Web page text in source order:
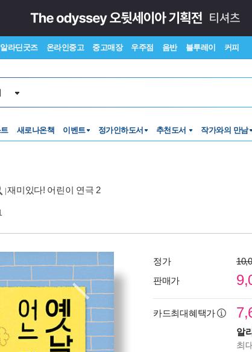
알라딘굿즈 온라인중고 중고매장 우주점 음반 블루레이 커피
새로나온책 이벤트 정가인하도서 추천도서 작가와의 만남
|재미있다! 어린이 연극 2
정가
판매가
카드최대혜택가
알
최